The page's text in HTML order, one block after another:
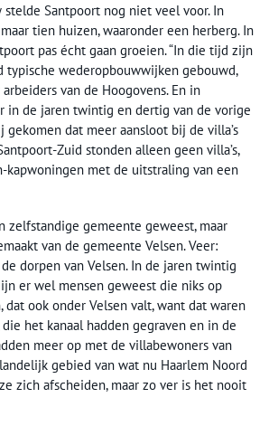
Santpoort nog niet veel voor. In
tien huizen, waaronder een herberg. In
pas écht gaan groeien. “In die tijd zijn
typische wederopbouwwijken gebouwd,
van de Hoogovens. En in
in de jaren twintig en dertig van de vorige
dat meer aansloot bij de villa’s
Zuid stonden alleen geen villa’s,
kapwoningen met de uitstraling van een
zelfstandige gemeente geweest, maar
van de gemeente Velsen. Veer:
dorpen van Velsen. In de jaren twintig
er wel mensen geweest die niks op
dat ook onder Velsen valt, want dat waren
die het kanaal hadden gegraven en in de
meer op met de villabewoners van
gebied van wat nu Haarlem Noord
zich afscheiden, maar zo ver is het nooit